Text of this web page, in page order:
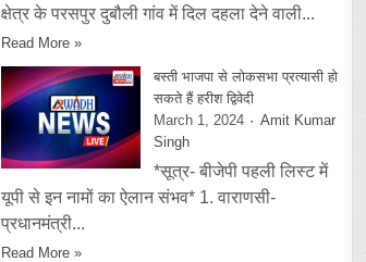
क्षेत्र के परसपुर दुबौली गांव में दिल दहला देने वाली...
Read More »
बस्ती भाजपा से लोकसभा प्रत्यासी हो
सकते हैं हरीश द्विवेदी
March 1, 2024
Amit Kumar
Singh
*सूत्र- बीजेपी पहली लिस्ट में
यूपी से इन नामों का ऐलान संभव* 1. वाराणसी-
प्रधानमंत्री...
Read More »